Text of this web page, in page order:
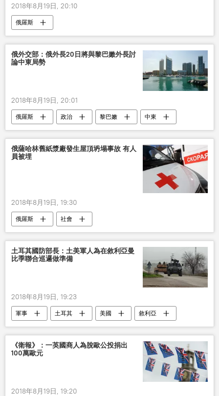
2018年8月19日, 20:10
俄羅斯
俄外交部：俄外長20日將與黎巴嫩外長討
論中東局勢
2018年8月19日, 20:01
俄羅斯 政治 黎巴嫩
中東
討論
俄薩哈林舊紙漿廠發生屋頂坍塌事故 有人
員被埋
2018年8月19日, 19:30
俄羅斯 社會
土耳其國防部長：土美軍人為在敘利亞曼
比季聯合巡邏做準備
2018年8月19日, 19:23
軍事 土耳其 美國
敘利亞
人民保護部隊
訓練
《衛報》：一英國商人為脫歐公投捐出
100萬歐元
2018年8月19日, 19:20